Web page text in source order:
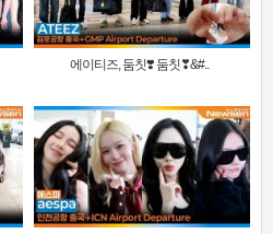
에이티즈, 둠칫❣️ 둠칫❣&#..